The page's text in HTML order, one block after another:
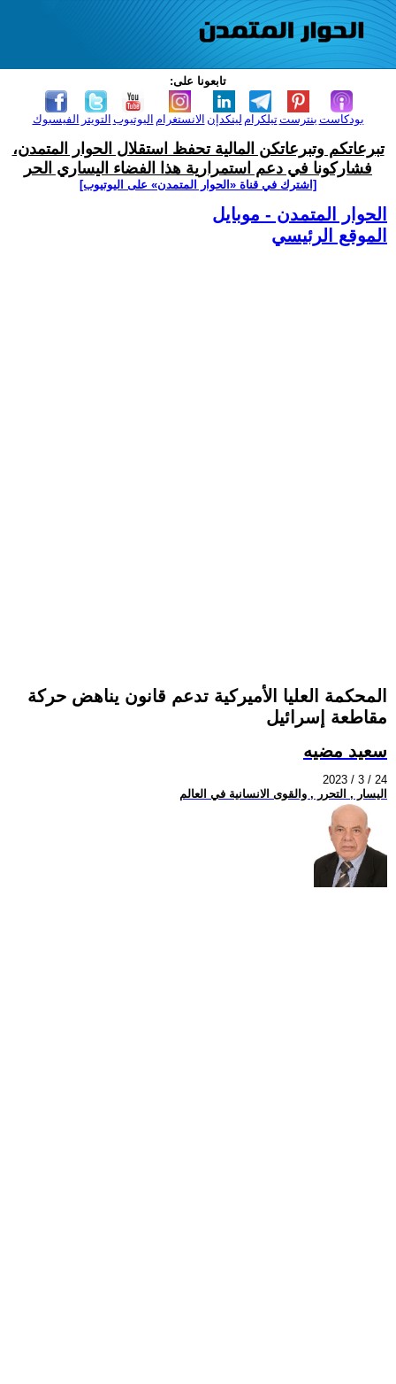
تابعونا على:
الفيسبوك التويتر اليوتيوب الانستغرام لينكدإن تيلكرامبنترست بودكاست
تبرعاتكم وتبرعاتكن المالية تحفظ استقلال الحوار المتمدن،
فشاركونا في دعم استمرارية هذا الفضاء اليساري الحر
[اشترك في قناة ‫«الحوار المتمدن» على اليوتيوب]
الحوار المتمدن - موبايل
الموقع الرئيسي
المحكمة العليا الأميركية تدعم قانون يناهض حركة
مقاطعة إسرائيل
سعيد مضيه
2023 / 3 / 24
اليسار , التحرر , والقوى الانسانية في العالم